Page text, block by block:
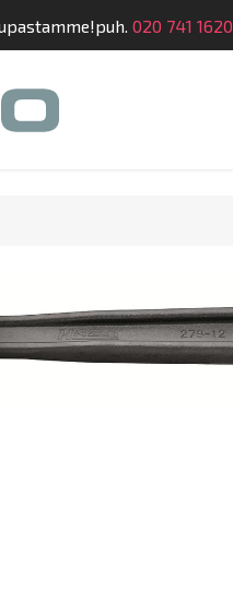
puh. 020 741 1620
Shop